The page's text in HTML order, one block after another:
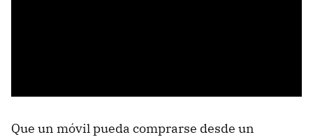
Que un móvil pueda comprarse desde un